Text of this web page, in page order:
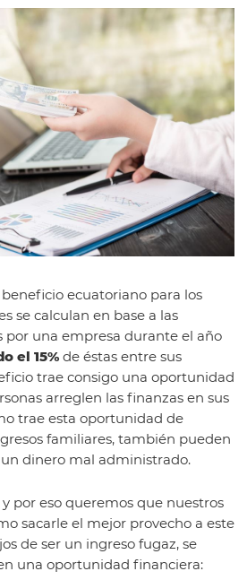
ecuatoriano para los
se calculan en base a las
por una empresa durante el año
el 15% de éstas entre sus
trae consigo una oportunidad
arreglen las finanzas en sus
trae esta oportunidad de
familiares, también pueden
dinero mal administrado.
y por eso queremos que nuestros
sacarle el mejor provecho a este
de ser un ingreso fugaz, se
una oportunidad financiera: